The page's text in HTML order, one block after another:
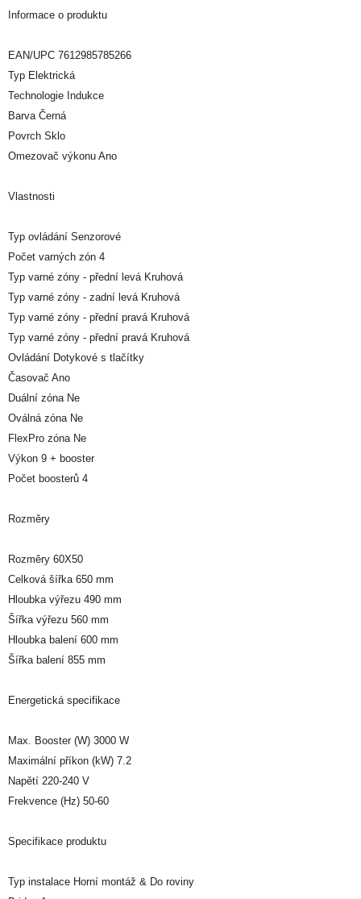
Informace o produktu
EAN/UPC 7612985785266
Typ Elektrická
Technologie Indukce
Barva Černá
Povrch Sklo
Omezovač výkonu Ano
Vlastnosti
Typ ovládání Senzorové
Počet varných zón 4
Typ varné zóny - přední levá Kruhová
Typ varné zóny - zadní levá Kruhová
Typ varné zóny - přední pravá Kruhová
Typ varné zóny - přední pravá Kruhová
Ovládání Dotykové s tlačítky
Časovač Ano
Duální zóna Ne
Oválná zóna Ne
FlexPro zóna Ne
Výkon 9 + booster
Počet boosterů 4
Rozměry
Rozměry 60X50
Celková šířka 650 mm
Hloubka výřezu 490 mm
Šířka výřezu 560 mm
Hloubka balení 600 mm
Šířka balení 855 mm
Energetická specifikace
Max. Booster (W) 3000 W
Maximální příkon (kW) 7.2
Napětí 220-240 V
Frekvence (Hz) 50-60
Specifikace produktu
Typ instalace Horní montáž & Do roviny